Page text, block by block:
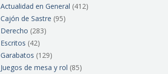
Actualidad en General (412)
Cajón de Sastre (95)
Derecho (283)
Escritos (42)
Garabatos (129)
Juegos de mesa y rol (85)